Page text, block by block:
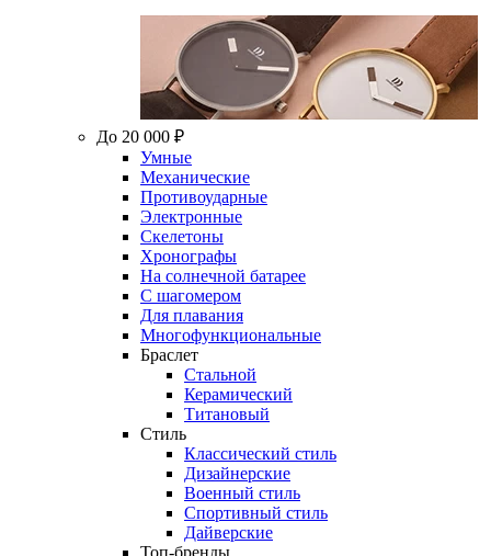
До 20 000 ₽
Умные
Механические
Противоударные
Электронные
Скелетоны
Хронографы
На солнечной батарее
С шагомером
Для плавания
Многофункциональные
Браслет
Стальной
Керамический
Титановый
Стиль
Классический стиль
Дизайнерские
Военный стиль
Спортивный стиль
Дайверские
Топ-бренды